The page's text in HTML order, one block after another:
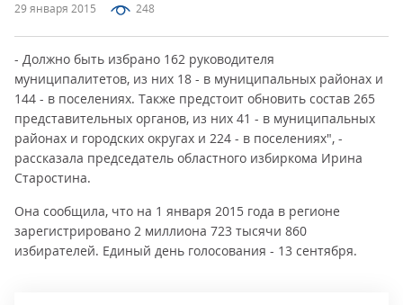
29 января 2015 248
- Должно быть избрано 162 руководителя
муниципалитетов, из них 18 - в муниципальных районах и
144 - в поселениях. Также предстоит обновить состав 265
представительных органов, из них 41 - в муниципальных
районах и городских округах и 224 - в поселениях", -
рассказала председатель областного избиркома Ирина
Старостина.
Она сообщила, что на 1 января 2015 года в регионе
зарегистрировано 2 миллиона 723 тысячи 860
избирателей. Единый день голосования - 13 сентября.